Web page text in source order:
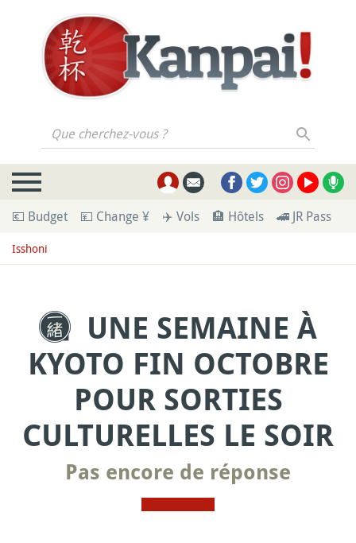
Que cherchez-vous ?
💶 Budget 💴 Change ¥ ✈️ Vols 🏨 Hôtels 🚄 JR Pass
Isshoni
UNE SEMAINE À
KYOTO FIN OCTOBRE
POUR SORTIES
CULTURELLES LE SOIR
Pas encore de réponse